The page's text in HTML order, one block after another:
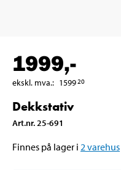
1999,-
ekskl. mva.: 159920
Dekkstativ
Art.nr. 25-691
Finnes på lager i 2 varehus